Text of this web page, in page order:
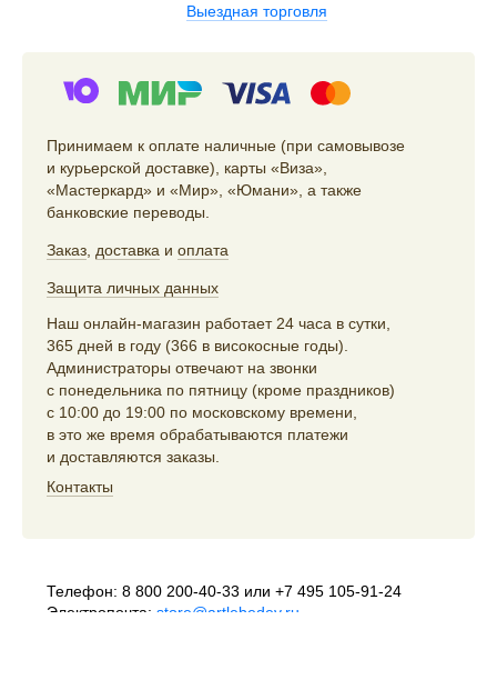
Выездная торговля
Принимаем к оплате наличные (при самовывозе
и курьерской доставке), карты «Виза»,
«Мастеркард» и «Мир», «Юмани», а также
банковские переводы.
Заказ доставка и оплата
Защита личных данных
Наш онлайн-магазин работает 24 часа в сутки,
365 дней в году (366 в високосные годы).
Администраторы отвечают на звонки
с понедельника по пятницу (кроме праздников)
с 10:00 до 19:00 по московскому времени,
в это же время обрабатываются платежи
и доставляются заказы.
Контакты
Телефон: 8 800 200-40-33 или +7 495 105-91-24
Электропочта: store@artlebedev.ru